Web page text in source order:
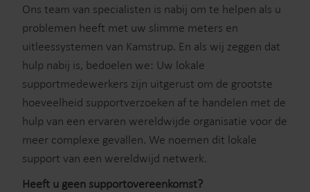
Ons team van specialisten is nabij om te helpen als u
problemen heeft met uw slimme meters en
uitleessystemen van Kamstrup. En als wij zeggen dat
hulp nabij is, bedoelen we: Uw lokale
supportmedewerkers zijn uitgerust om de grootste
hoeveelheid supportverzoeken af te handelen met de
hulp van een ervaren wereldwijde organisatie voor de
meer complexe gevallen. We noemen dit lokale
support van een wereldwijd netwerk.
Heeft u geen supportovereenkomst?